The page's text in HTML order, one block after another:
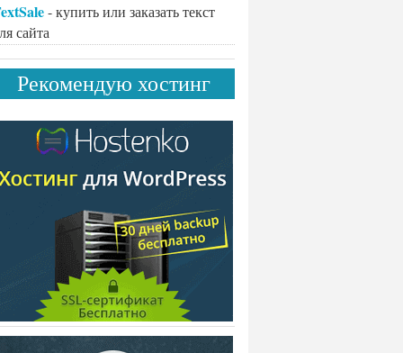
- купить или заказать текст
сайта
Рекомендую хостинг